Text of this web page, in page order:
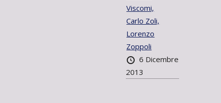
Viscomi,
Carlo Zoli,
Lorenzo
Zoppoli
6 Dicembre
2013